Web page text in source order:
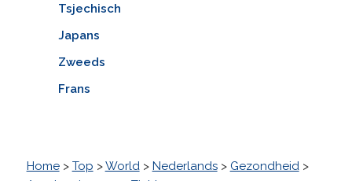
Tsjechisch
Japans
Zweeds
Frans
Home> Top >World> Nederlands> Gezondheid>